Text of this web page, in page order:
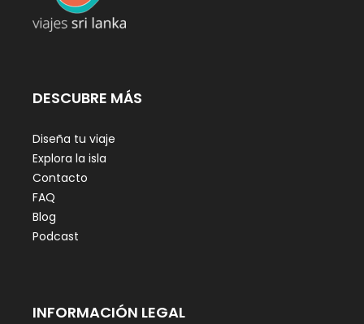
DESCUBRE MÁS
Diseña tu viaje
Explora la isla
Contacto
FAQ
Blog
Podcast
INFORMACIÓN LEGAL